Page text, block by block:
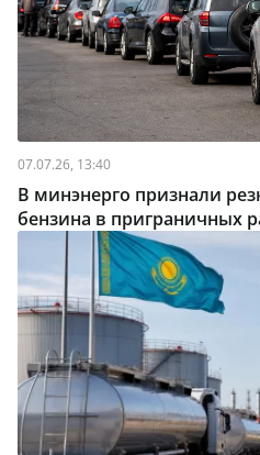
07.07.26, 13:40
В минэнерго признали
бензина в приграничных